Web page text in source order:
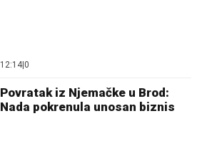
12:14 0
Povratak iz Njemačke u Brod:
Nada pokrenula unosan biznis